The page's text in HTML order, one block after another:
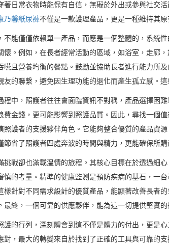
著日常衣物時能保有自信，無礙於外出或參與社交
乃馨紙尿褲不僅是一款護理產品，更是一種維持其
不能僅僅依賴單一產品，而應是一個整體的，系統
懷。例如，在長者經常活動的區域，如浴室，走廊
嚥且營養均衡的餐點。鼓勵並協助長者進行能力所
友的聯繫，避免因生理功能的退化而產生孤立感。
程中，照護者往往會面臨資訊不對稱，產品選擇困
費金錢，更可能影響到照護品質。因此，尋找一個
照護者的支援夥伴角色。它能夠整合優質的產品資
節省了照護者四處奔波的時間與精力，更能確保所
挑戰卻也滿載溫情的旅程。其核心目標在於透過細
慎的考量。精準的健康監測是預防疾病的基石，一台
樣針對不同需求設計的優質產品，能顯著改善長者
最終，一個可靠的供應夥伴，能為這一切提供堅實
護的行列，深刻體會到這不僅是體力的付出，更是
對，最大的轉變來自於找到了正確的工具與可靠的